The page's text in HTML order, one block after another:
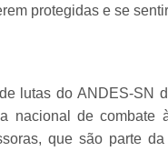
protegidas e se
lutas do ANDES-SN
nacional de combate
que são parte